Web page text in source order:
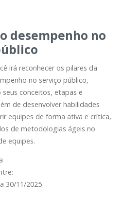
desempenho no
irá reconhecer os pilares da
no serviço público,
conceitos, etapas e
de desenvolver habilidades
equipes de forma ativa e crítica,
de metodologias ágeis no
equipes.
30/11/2025